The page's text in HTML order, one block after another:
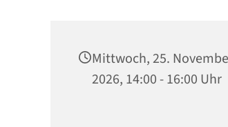
Mittwoch, 25.
2026, 14:00 - 16:00 Uhr